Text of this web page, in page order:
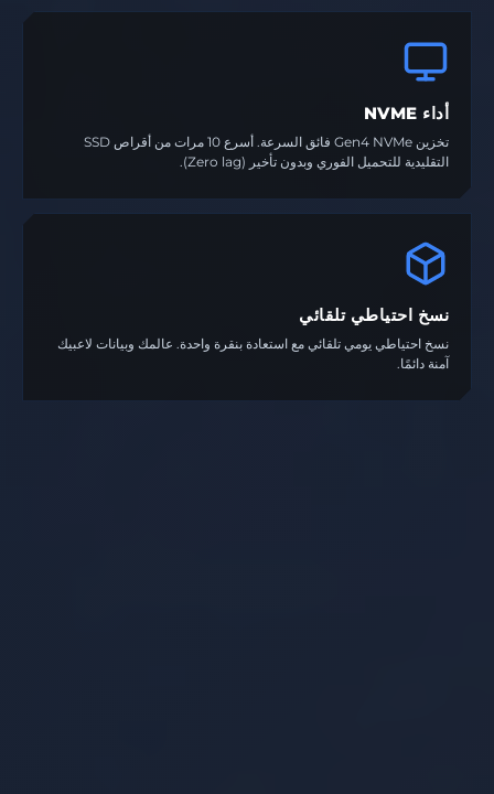
أداء NVME
تخزين Gen4 NVMe فائق السرعة. أسرع 10 مرات من أقراص SSD
التقليدية للتحميل الفوري وبدون تأخير (Zero lag).
نسخ احتياطي تلقائي
نسخ احتياطي يومي تلقائي مع استعادة بنقرة واحدة. عالمك وبيانات لاعبيك
آمنة دائمًا.